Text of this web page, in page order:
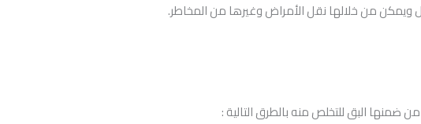
ويمكن من خلالها نقل الأمراض وغيرها من المخاطر.
ضمنها البق للتخلص منه بالطرق التالية :